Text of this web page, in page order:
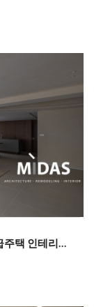
고급주택 [ LIVING ROOM] #고급주택 #고급주택 인테리어#펜트하...